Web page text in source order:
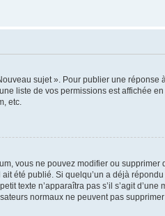
sujet ». Pour publier une
liste de vos permissions est affichée
etc.
vous ne pouvez modifier ou
été publié. Si quelqu’un a déjà
texte n’apparaîtra pas s’il s’agit
normaux ne peuvent pas